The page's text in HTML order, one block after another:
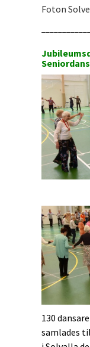
Foton
130
samlades